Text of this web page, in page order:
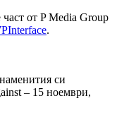
от P Media Group
.
си
– 15 ноември,